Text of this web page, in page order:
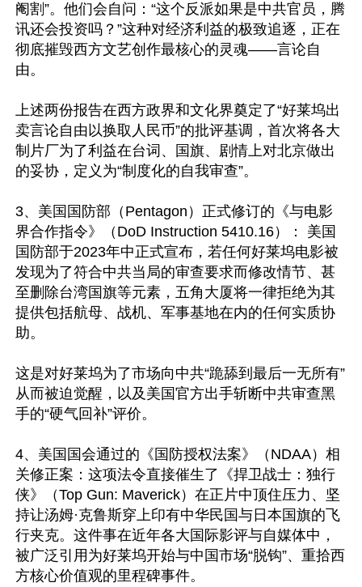
阉割”。他们会自问：“这个反派如果是中共官员，腾
讯还会投资吗？”这种对经济利益的极致追逐，正在
彻底摧毁西方文艺创作最核心的灵魂——言论自
由。
上述两份报告在西方政界和文化界奠定了“好莱坞出
卖言论自由以换取人民币”的批评基调，首次将各大
制片厂为了利益在台词、国旗、剧情上对北京做出
的妥协，定义为“制度化的自我审查”。
3、美国国防部（Pentagon）正式修订的《与电影
界合作指令》（DoD Instruction 5410.16）： 美国
国防部于2023年中正式宣布，若任何好莱坞电影被
发现为了符合中共当局的审查要求而修改情节、甚
至删除台湾国旗等元素，五角大厦将一律拒绝为其
提供包括航母、战机、军事基地在内的任何实质协
助。
这是对好莱坞为了市场向中共“跪舔到最后一无所有”
从而被迫觉醒，以及美国官方出手斩断中共审查黑
手的“硬气回补”评价。
4、美国国会通过的《国防授权法案》（NDAA）相
关修正案：这项法令直接催生了《捍卫战士：独行
侠》（Top Gun: Maverick）在正片中顶住压力、坚
持让汤姆·克鲁斯穿上印有中华民国与日本国旗的飞
行夹克。这件事在近年各大国际影评与自媒体中，
被广泛引用为好莱坞开始与中国市场“脱钩”、重拾西
方核心价值观的里程碑事件。